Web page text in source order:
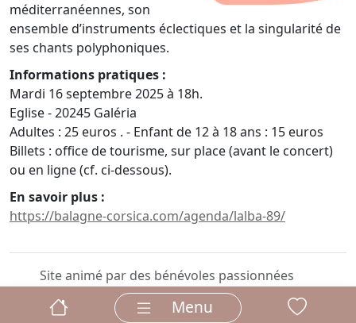
méditerranéennes, son
ensemble d’instruments éclectiques et la singularité de
ses chants polyphoniques.
Informations pratiques :
Mardi 16 septembre 2025 à 18h.
Eglise - 20245 Galéria
Adultes : 25 euros . - Enfant de 12 à 18 ans : 15 euros
Billets : office de tourisme, sur place (avant le concert)
ou en ligne (cf. ci-dessous).
En savoir plus :
https://balagne-corsica.com/agenda/lalba-89/
Site animé par des bénévoles passionnées
Menu